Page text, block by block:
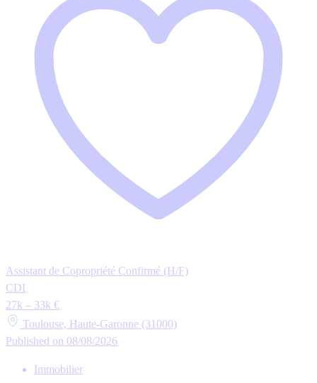
Assistant de Copropriété Confirmé (H/F)
CDI
27k – 33k €
Toulouse, Haute-Garonne (31000)
Published on 08/08/2026
Immobilier